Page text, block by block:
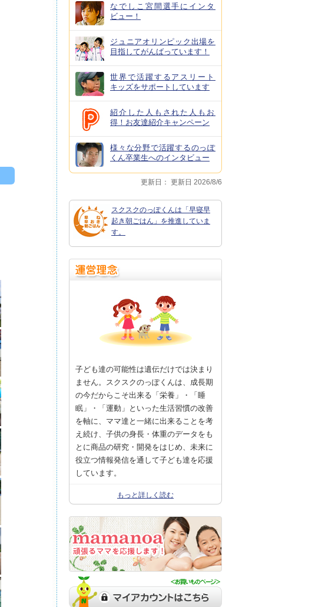
なでしこ宮間選手にインタ
ビュー！
ジュニアオリンピック出場を
目指してがんばっています！
世界で活躍するアスリート
キッズをサポートしています
紹介した人もされた人もお
得！お友達紹介キャンペーン
様々な分野で活躍するのっぽ
くん卒業生へのインタビュー
更新日： 更新日 2026/8/6
スクスクのっぽくんは「早寝早
起き朝ごはん」を推進していま
す。
子ども達の可能性は遺伝だけでは決まり
ません。スクスクのっぽくんは、成長期
の今だからこそ出来る「栄養」・「睡
眠」・「運動」といった生活習慣の改善
を軸に、ママ達と一緒に出来ることを考
え続け、子供の身長・体重のデータをも
とに商品の研究・開発をはじめ、未来に
役立つ情報発信を通して子ども達を応援
しています。
もっと詳しく読む